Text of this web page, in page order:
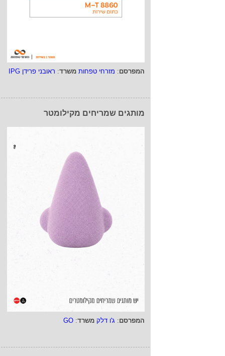
המפרסם: מזרחי טפחות משרד: ראובני פרידן IPG
מותגים שמריחים מקילומטר
המפרסם: ג'ו דלק משרד:
GO